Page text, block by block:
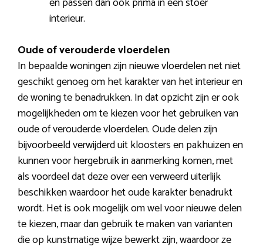
interieur.
Oude of verouderde vloerdelen
In bepaalde woningen zijn nieuwe vloerdelen net niet
geschikt genoeg om het karakter van het interieur en
de woning te benadrukken. In dat opzicht zijn er ook
mogelijkheden om te kiezen voor het gebruiken van
oude of verouderde vloerdelen. Oude delen zijn
bijvoorbeeld verwijderd uit kloosters en pakhuizen en
kunnen voor hergebruik in aanmerking komen, met
als voordeel dat deze over een verweerd uiterlijk
beschikken waardoor het oude karakter benadrukt
wordt. Het is ook mogelijk om wel voor nieuwe delen
te kiezen, maar dan gebruik te maken van varianten
die op kunstmatige wijze bewerkt zijn, waardoor ze